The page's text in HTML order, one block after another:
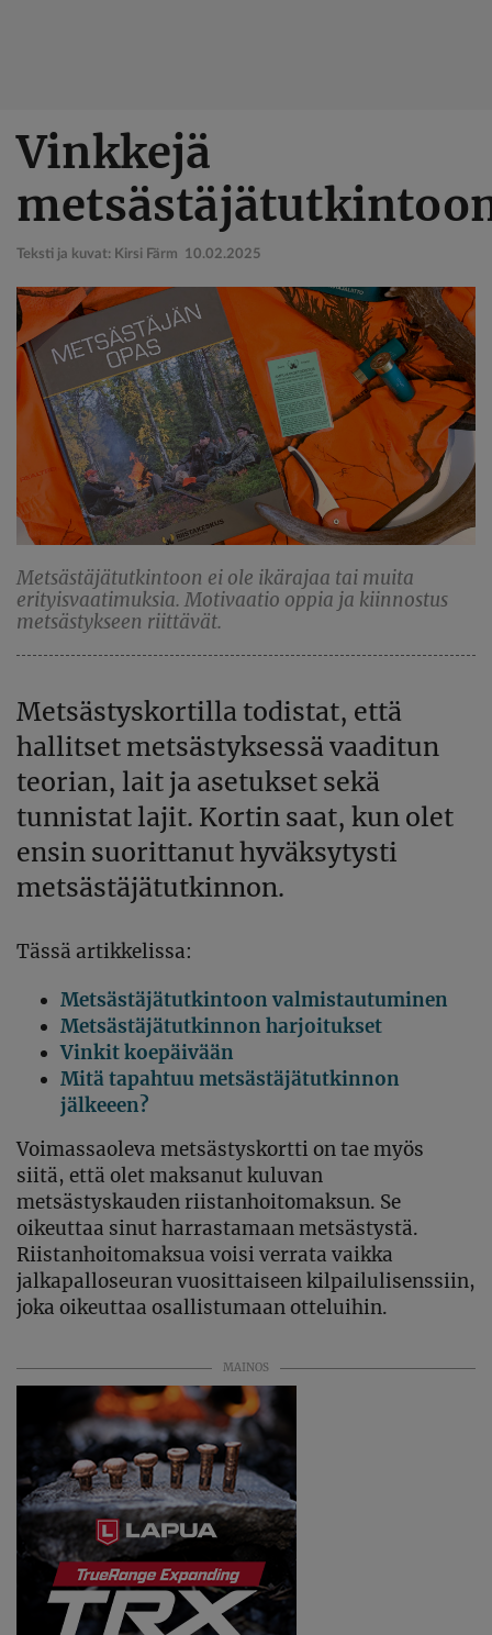
pääsisältöön
Vinkkejä
Teksti ja kuvat: Kirsi Färm 10.02.2025
Metsästäjätutkintoon ei ole ikärajaa tai muita
erityisvaatimuksia. Motivaatio oppia ja kiinnostus
metsästykseen riittävät.
Metsästyskortilla todistat, että
hallitset metsästyksessä vaaditun
teorian, lait ja asetukset sekä
tunnistat lajit. Kortin saat, kun olet
ensin suorittanut hyväksytysti
metsästäjätutkinnon.
Tässä artikkelissa:
Metsästäjätutkintoon valmistautuminen
Metsästäjätutkinnon harjoitukset
Vinkit koepäivään
Mitä tapahtuu metsästäjätutkinnon
jälkeeen?
Voimassaoleva metsästyskortti on tae myös
siitä, että olet maksanut kuluvan
metsästyskauden riistanhoitomaksun. Se
oikeuttaa sinut harrastamaan metsästystä.
Riistanhoitomaksua voisi verrata vaikka
jalkapalloseuran vuosittaiseen kilpailulisenssiin,
joka oikeuttaa osallistumaan otteluihin.
MAINOS